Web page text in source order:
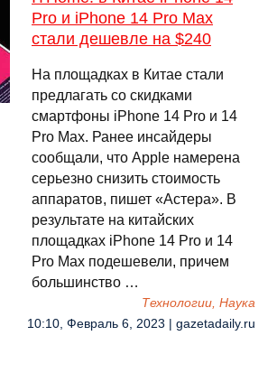
Pro и iPhone 14 Pro Max
стали дешевле на $240
На площадках в Китае стали
предлагать со скидками
смартфоны iPhone 14 Pro и 14
Pro Max. Ранее инсайдеры
сообщали, что Аpple намерена
серьезно снизить стоимость
аппаратов, пишет «Астера». В
результате на китайских
площадках iPhone 14 Pro и 14
Pro Max подешевели, причем
большинство …
Технологии, Наука
10:10, Февраль 6, 2023 | gazetadaily.ru